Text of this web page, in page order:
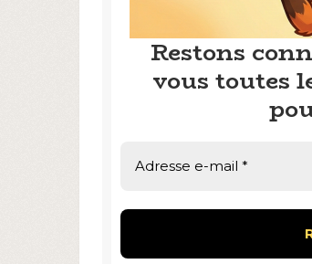
Restons
vous toutes